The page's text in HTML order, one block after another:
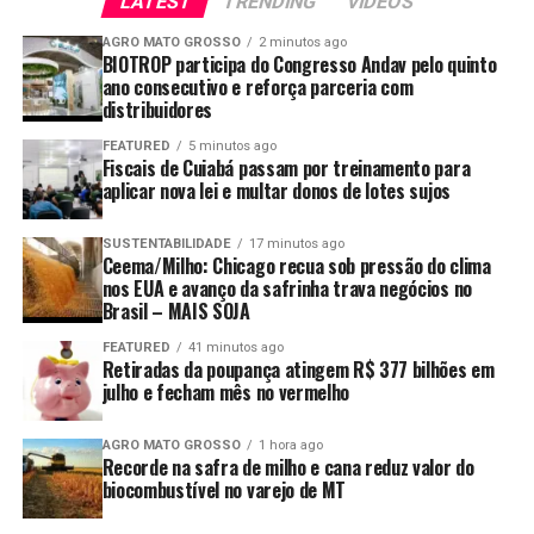
pelo Plano Nacional de Logística (PNL 2035) é dobrar
essa participação, elevando a fatia dos trilhos
para34,6% até 2035.
Para viabilizar essa expansão, a expectativa é que os
projetos mobilizem cerca deR$ 600 bilhões em
investimentoscombinando recursos públicos e
privados nos próximos anos. O governo assumiu o
protagonismo regulatório e financeiro, reconhecendo
que grandes malhas ferroviárias globais contam com o
apoio direto do Estado em sua estruturação inicial.
O Modelo de “Ferrovias
Inteligentes”
Para agilizar a implantação de novos trechos e atrair
investidores com maior rapidez, o Ministério dos
Transportes aposta no conceito de
AGRO MATO GROSSO 2 minutos ago
BIOTROP participa do Congresso Andav pelo quinto
ano consecutivo e reforça parceria com
distribuidores
FEATURED 5 minutos ago
Fiscais de Cuiabá passam por treinamento para
aplicar nova lei e multar donos de lotes sujos
SUSTENTABILIDADE 17 minutos ago
Ceema/Milho: Chicago recua sob pressão do clima
nos EUA e avanço da safrinha trava negócios no
Brasil – MAIS SOJA
FEATURED 41 minutos ago
Retiradas da poupança atingem R$ 377 bilhões em
julho e fecham mês no vermelho
AGRO MATO GROSSO 1 hora ago
Recorde na safra de milho e cana reduz valor do
biocombustível no varejo de MT